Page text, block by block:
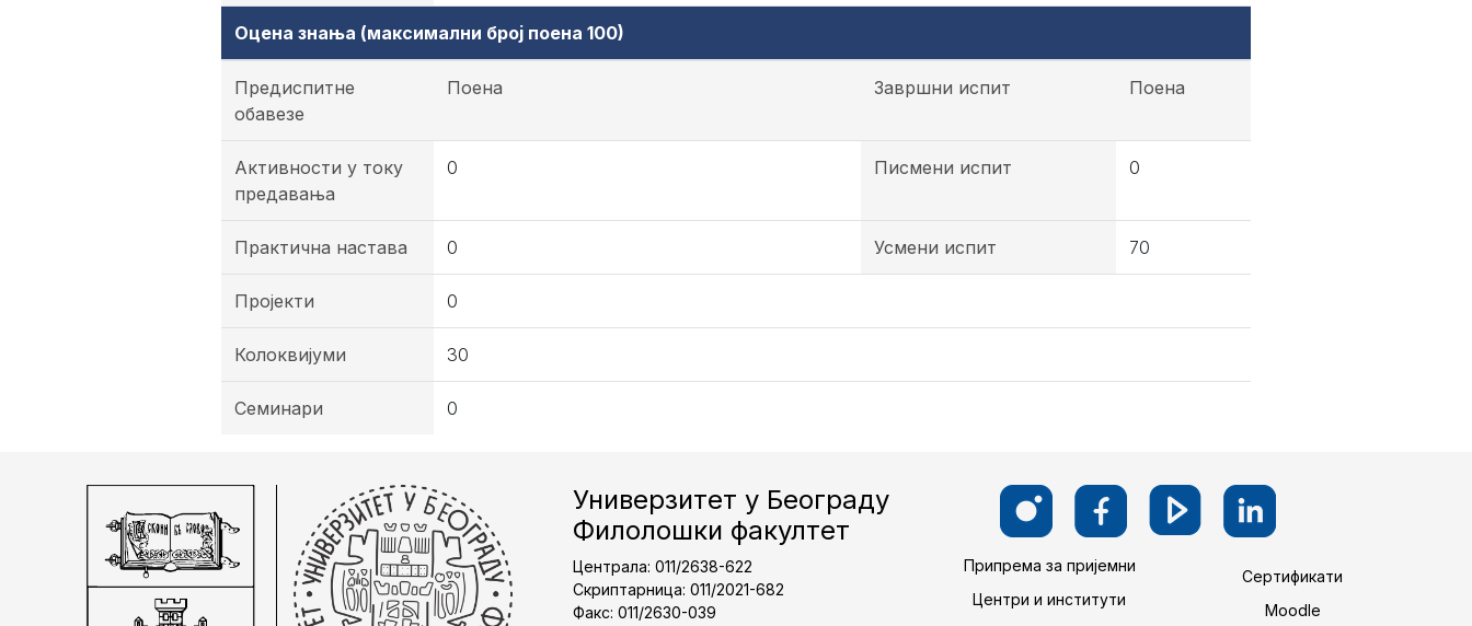
Оцена знања (максимални број поена 100)
Предиспитне
обавезе
Поена Завршни испит Поена
Активности у току
предавања
0 Писмени испит 0
Практична настава 0 Усмени испит 70
Пројекти 0
Колоквијуми 30
Семинари 0
Универзитет у Београду
Филолошки факултет
Централа: 011/2638-622
Скриптарница: 011/2021-682
Факс: 011/2630-039
Припрема за пријемни
Центри и институти
Сертификати
Moodle